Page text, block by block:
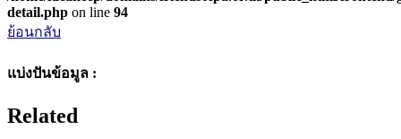
detail.php on line 94
ย้อนกลับ
แบ่งปันข้อมูล :
Related